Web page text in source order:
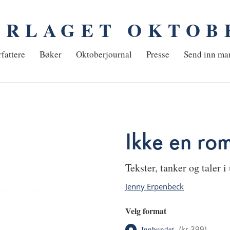
Bøker Oktoberjournal Presse Send inn
Ikke en
tekster, tanker og taler
Jenny Erpenbeck
Velg format